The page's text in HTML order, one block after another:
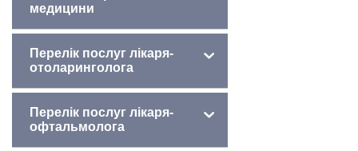
медицини
Перелік послуг лікаря-
отоларинголога
Перелік послуг лікаря-
офтальмолога